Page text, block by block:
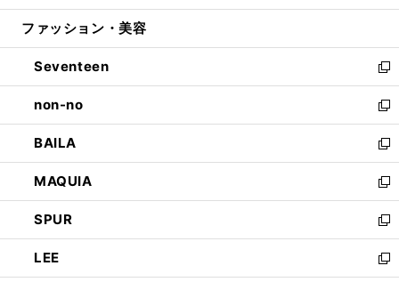
開
ウ
開
く
ン
ウ
で
開
く
ウ
ン
ド
ウ
で
開
く
ファッション・美容
Seventeen
新
し
い
ウ
ィ
ン
ド
ウ
で
開
く
non-no
新
し
い
ウ
ィ
ン
ド
ウ
で
開
BAILA
新
し
い
ウ
ィ
ン
ド
ウ
MAQUIA
新
し
い
ウ
ィ
ン
SPUR
新
し
い
LEE
新